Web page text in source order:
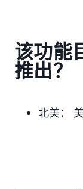
该功能
推出？
北美：